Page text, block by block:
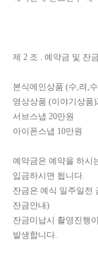
제 2 조 . 예약금 및 잔금
본식메인상품 (수,려,
영상상품 (이야기상품
서브스냅 20만원
아이폰스냅 10만원
예약금은 예약을 하시
입금하시면 됩니다.
잔금은 예식 일주일전
잔금안내)
잔금미납시 촬영진행
발생합니다.